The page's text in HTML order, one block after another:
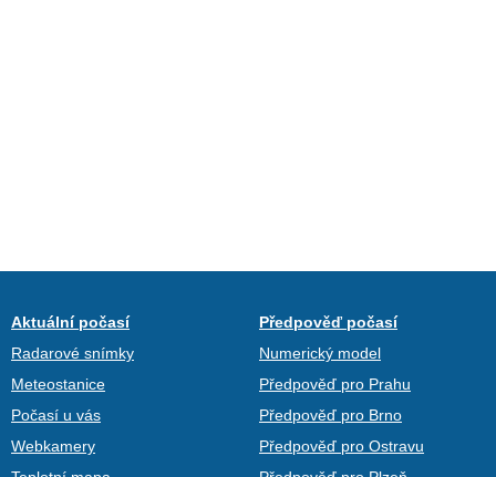
Aktuální počasí
Radarové snímky
Meteostanice
Počasí u vás
Webkamery
Předpověď počasí
Numerický model
Předpověď pro Prahu
Předpověď pro Brno
Předpověď pro Ostravu